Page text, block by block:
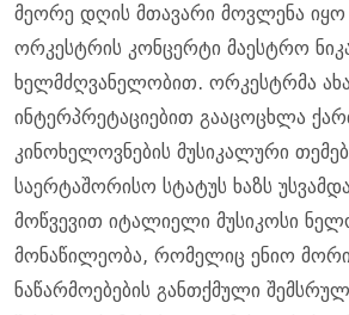
მეორე დღის მთავარი მოვლენა იყო
ორკესტრის კონცერტი მაესტრო
ხელმძღვანელობით. ორკესტრმა
ინტერპრეტაციებით გააცოცხლა
კინოხელოვნების მუსიკალური
საერტაშორისო სტატუს ხაზს
მოწვევით იტალიელი მუსიკოსი
მონაწილეობა, რომელიც ენიო
ნაწარმოებების განთქმული